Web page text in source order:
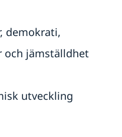
demokrati,
och jämställdhet
utveckling